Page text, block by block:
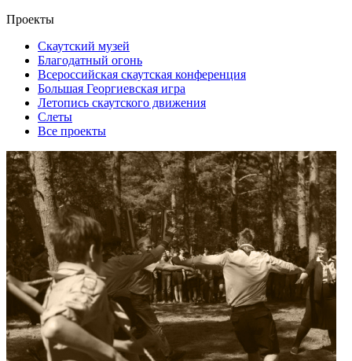
Проекты
Скаутский музей
Благодатный огонь
Всероссийская скаутская конференция
Большая Георгиевская игра
Летопись скаутского движения
Слеты
Все проекты